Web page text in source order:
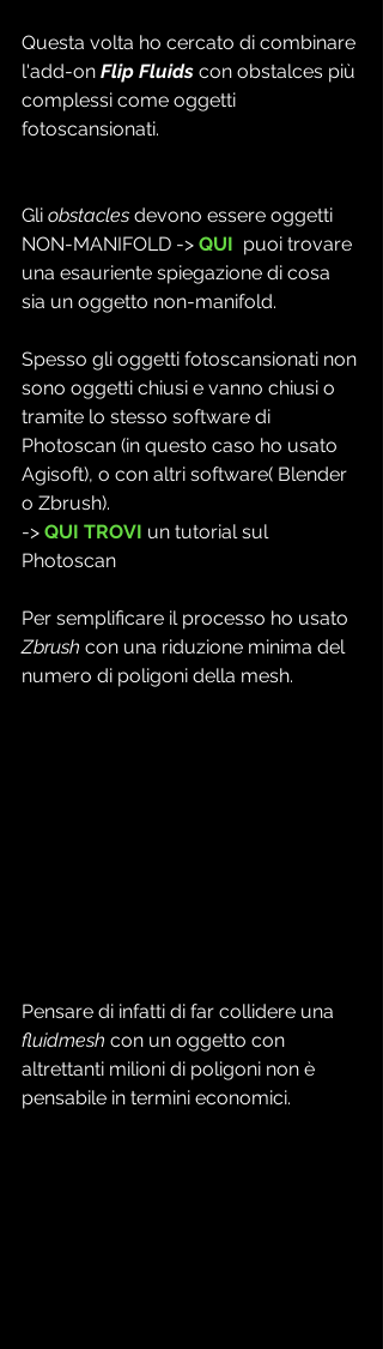
Questa volta ho cercato di combinare
l'add-on Flip Fluids con obstalces più
complessi come oggetti
fotoscansionati.
Gli obstacles devono essere oggetti
NON-MANIFOLD -> QUI
  puoi trovare
una esauriente spiegazione di cosa
sia un oggetto non-manifold.
Spesso gli oggetti fotoscansionati non
sono oggetti chiusi e vanno chiusi o
tramite lo stesso software di
Photoscan (in questo caso ho usato
Agisoft), o con altri software( Blender
o Zbrush).
-> QUI TROVI un tutorial sul
Photoscan
Per semplificare il processo ho usato
Zbrush con una riduzione minima del
numero di poligoni della mesh.
Pensare di infatti di far collidere una
fluidmesh con un oggetto con
altrettanti milioni di poligoni non è
pensabile in termini economici.